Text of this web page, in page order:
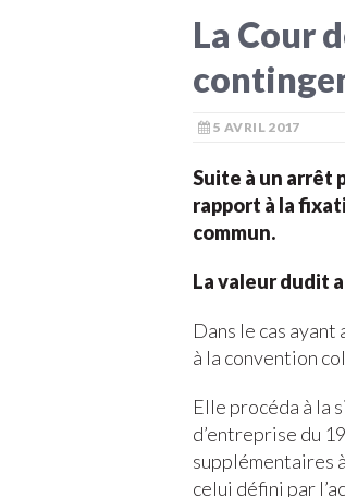
La Cour
5 AVRIL 2017
Suite à un arrêt
rapport à la
commun.
La valeur dudit
Dans le cas
à la convention
Elle procéda à la
d’entreprise du
supplémentaires
celui défini par